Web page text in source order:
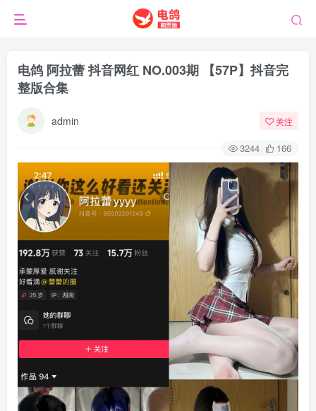
电鸽 阿拉蕾 抖音网红 NO.003期 【57P】抖音完
整版合集
admin 关注
3244 166